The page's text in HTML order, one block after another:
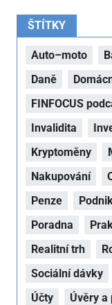
ŠTÍTKY
Auto–moto
Daně
FINFOCUS
Invalidita
Kryptoměny
Nakupování
Penze
Poradna
Realitní trh
Sociální dávky
Účty
Úvěry a